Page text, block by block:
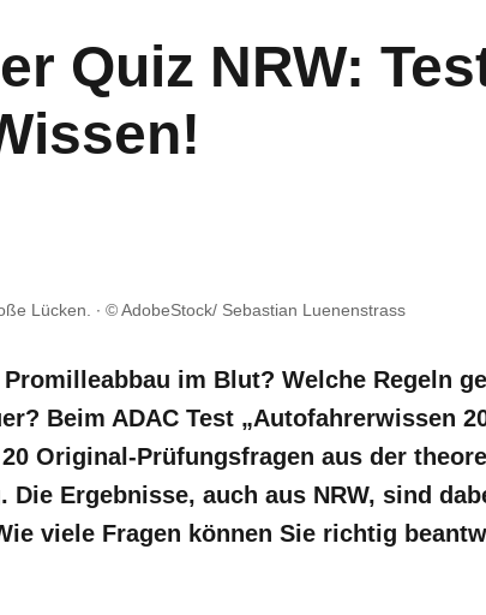
Quiz NRW:
Lücken. © AdobeStock/ Sebastian Luenenstrass
im Blut? Welche Regeln
Beim ADAC Test „Autofahrerwissen
Original-Prüfungsfragen aus der
Die Ergebnisse, auch aus NRW, sind
viele Fragen können Sie richtig